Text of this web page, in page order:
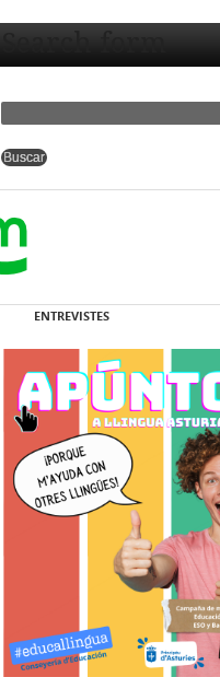
Search form
ENTREVISTES